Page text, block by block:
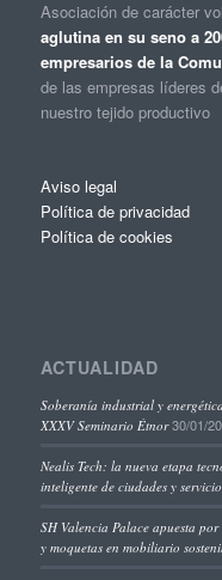
Asociación de carácter
aglutina en su seno a
empresarios de la
de las empresas líderes
nuestro tejido productivo
Aviso legal
Política de privacidad
Política de cookies
ACTUALIDAD
Soberanía industrial y
XXXV Seminario Étnor 30/01/
Nealis Tech: la nueva etapa
inteligente de ciudades y
SH Valencia Palace apuesta
y moquetas en mobiliario